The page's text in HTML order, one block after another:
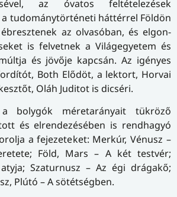
az óvatos feltételezések
a tudománytörténeti háttérrel Földön
az olvasóban, és el­gon­
is felvetnek a Világegyetem és
és jövője kapcsán. Az igényes
Both Elődöt, a lektort, Horvai
Oláh Juditot is dicséri.
bolygók méretarányait tükröző
és elrendezésében is rendhagyó
a fejezeteket: Merkúr, Vénusz –
Föld, Mars – A két testvér;
Szaturnusz – Az égi drágakő;
Plútó – A sötétségben.